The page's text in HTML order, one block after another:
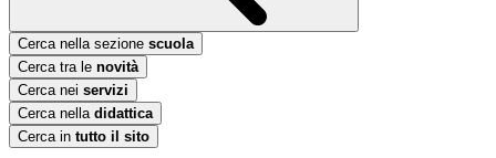
Cerca nella sezione scuola
Cerca tra le novità
Cerca nei servizi
Cerca nella didattica
Cerca in tutto il sito